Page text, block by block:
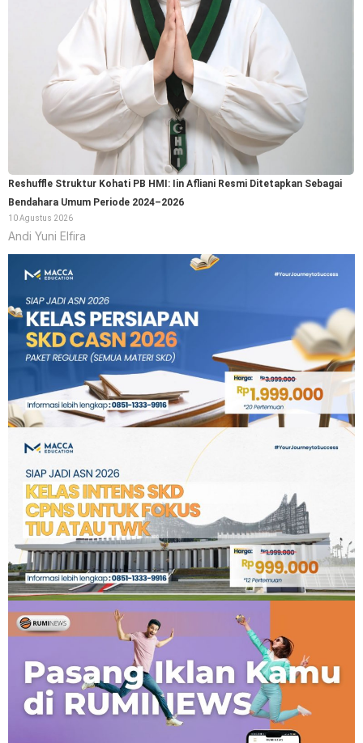
Reshuffle Struktur Kohati PB HMI: Iin Afliani Resmi Ditetapkan Sebagai
Bendahara Umum Periode 2024–2026
10 Agustus 2026
Andi Yuni Elfira